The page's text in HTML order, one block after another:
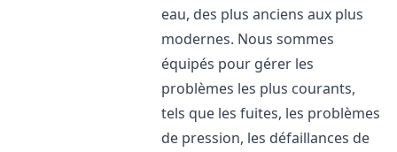
eau, des plus anciens aux plus
modernes. Nous sommes
équipés pour gérer les
problèmes les plus courants,
tels que les fuites, les problèmes
de pression, les défaillances de